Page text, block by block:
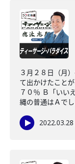
３月２８日（月
て出かけたこと
７０％ Ｂ「いい
縄の普通はＡでし
2022.03.28